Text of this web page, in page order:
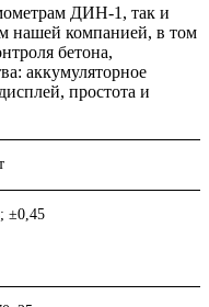
ДИН-1, так и
нашей компанией, в том
бетона,
аккумуляторное
простота и
±0,45